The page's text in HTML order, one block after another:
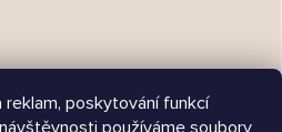
reklam, poskytování funkcí
používáme soubory